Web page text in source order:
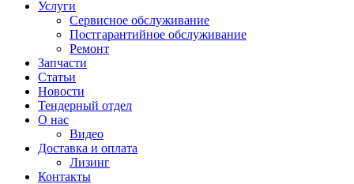
Услуги
Сервисное обслуживание
Постгарантийное обслуживание
Ремонт
Запчасти
Статьи
Новости
Тендерный отдел
О нас
Видео
Доставка и оплата
Лизинг
Контакты